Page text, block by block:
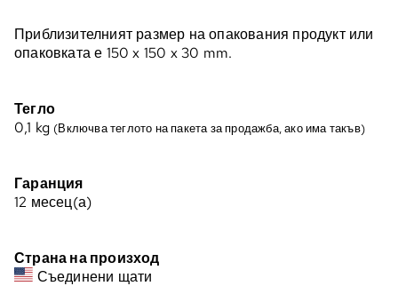
Приблизителният размер на опакования продукт или
опаковката е 150 x 150 x 30 mm.
Тегло
0,1 kg (Включва теглото на пакета за продажба, ако има такъв)
Гаранция
12 месец(а)
Страна на произход
Съединени щати